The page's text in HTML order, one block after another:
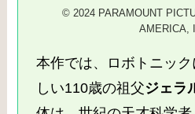
© 2024 PARAMOUNT
AMERICA,
本作では、ロボトニッ
しい110歳の祖父ジェラ